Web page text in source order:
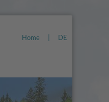
Home DE